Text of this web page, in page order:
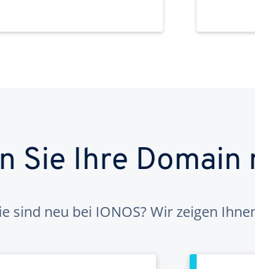
Sie Ihre Domain
sind neu bei IONOS? Wir zeigen